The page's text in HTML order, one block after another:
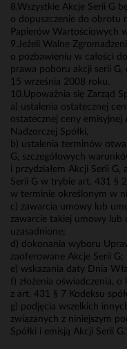
8.Wszystkie Akcje Serii G
o dopuszczenie do obrotu
Papierów Wartościowych
9.Jeżeli Walne
o pozbawieniu w całości
prawa poboru akcji serii G,
15 września 2008 roku.
10.Upoważnia się Zarząd
a) ustalenia ostatecznej
ostatecznej ceny emisyjnej
Nadzorczej Spółki,
b) ustalenia terminów
G, szczegółowych
i przydziałem Akcji Serii
Serii G w trybie art. 431 §
w terminie określonym w
c) zawarcia umowy lub
zawarcie takiej umowy lub
uzasadnione;
d) dokonania wyboru
zaoferowane Akcje Serii G;
e) wskazania daty Dnia
f) złożenia oświadczenia,
z art. 431 § 7 Kodeksu
g) podjęcia wszelkich
związanych z niniejszym
Spółki i emisją Akcji Serii G.”